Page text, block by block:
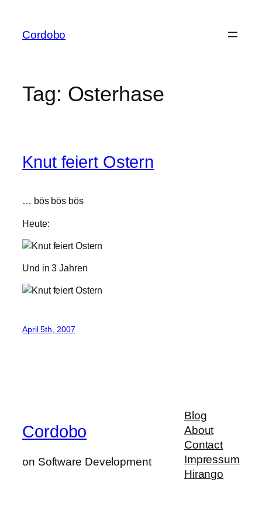
content
Cordobo
Tag: Osterhase
Knut feiert Ostern
… bös bös bös
Heute:
Und in 3 Jahren
April 5th, 2007
Cordobo
on Software Development
Blog
About
Contact
Impressum
Hirango